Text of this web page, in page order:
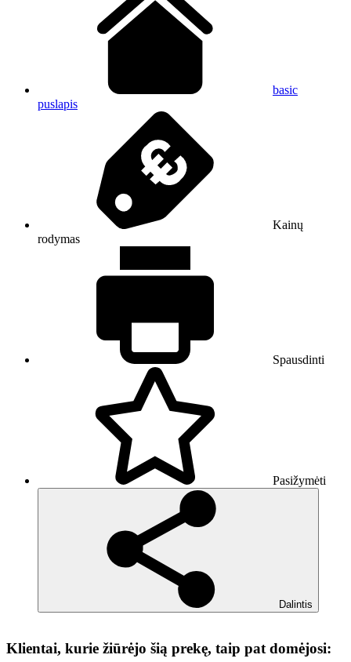
basic
puslapis
Kainų
rodymas
Spausdinti
Pasižymėti
Dalintis
Klientai, kurie žiūrėjo šią prekę, taip pat domėjosi: